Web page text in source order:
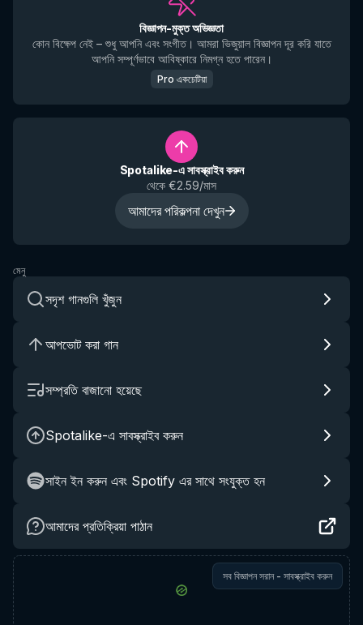
বিজ্ঞাপন-মুক্ত অভিজ্ঞতা
কোন বিক্ষেপ নেই – শুধু আপনি এবং সংগীত। আমরা ভিজুয়াল বিজ্ঞাপন দূর করি যাতে
আপনি সম্পূর্ণভাবে আবিষ্কারে নিমগ্ন হতে পারেন।
Pro একচেটিয়া
Spotalike-এ সাবস্ক্রাইব করুন
থেকে €2.59/মাস
আমাদের পরিকল্পনা দেখুন
মেনু
সদৃশ গানগুলি খুঁজুন
আপভোট করা গান
সম্প্রতি বাজানো হয়েছে
Spotalike-এ সাবস্ক্রাইব করুন
সাইন ইন করুন এবং Spotify এর সাথে সংযুক্ত হন
আমাদের প্রতিক্রিয়া পাঠান
সব বিজ্ঞাপন সরান - সাবস্ক্রাইব করুন